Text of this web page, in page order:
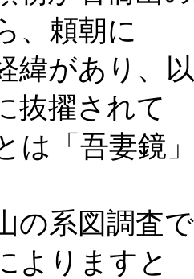
、頼朝に
緯があり、
抜擢されて
は「吾妻鏡
の系図調査
よりますと